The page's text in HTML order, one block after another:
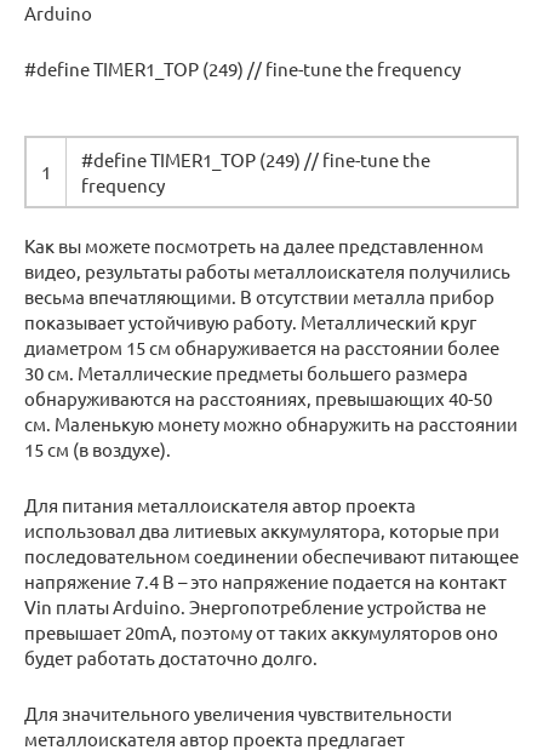
Arduino
#define TIMER1_TOP (249) // fine-tune the frequency
1
#define TIMER1_TOP (249) // fine-tune the
frequency
Как вы можете посмотреть на далее представленном
видео, результаты работы металлоискателя получились
весьма впечатляющими. В отсутствии металла прибор
показывает устойчивую работу. Металлический круг
диаметром 15 см обнаруживается на расстоянии более
30 см. Металлические предметы большего размера
обнаруживаются на расстояниях, превышающих 40-50
см. Маленькую монету можно обнаружить на расстоянии
15 см (в воздухе).
Для питания металлоискателя автор проекта
использовал два литиевых аккумулятора, которые при
последовательном соединении обеспечивают питающее
напряжение 7.4 В – это напряжение подается на контакт
Vin платы Arduino. Энергопотребление устройства не
превышает 20mA, поэтому от таких аккумуляторов оно
будет работать достаточно долго.
Для значительного увеличения чувствительности
металлоискателя автор проекта предлагает